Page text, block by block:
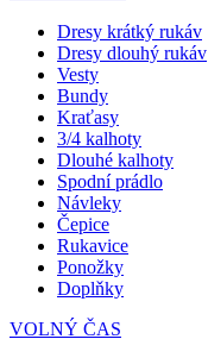
Dresy krátký rukáv
Dresy dlouhý rukáv
Vesty
Bundy
Kraťasy
3/4 kalhoty
Dlouhé kalhoty
Spodní prádlo
Návleky
Čepice
Rukavice
Ponožky
Doplňky
VOLNÝ ČAS